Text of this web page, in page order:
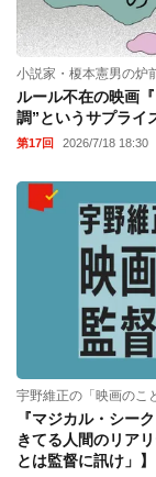
小説家・榎本憲男の炉
ルール不在の映画
調”というサプライ
第17回 2026/7/18 18:30
宇野維正の「映画のこ
『マジカル・シー
きてる人間のリア
とは監督に訊け」】